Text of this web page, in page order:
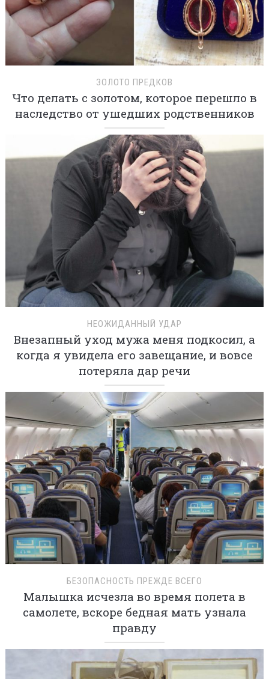
ЗОЛОТО ПРЕДКОВ
Что делать с золотом, которое перешло в
наследство от ушедших родственников
НЕОЖИДАННЫЙ УДАР
Внезапный уход мужа меня подкосил, а
когда я увидела его завещание, и вовсе
потеряла дар речи
БЕЗОПАСНОСТЬ ПРЕЖДЕ ВСЕГО
Малышка исчезла во время полета в
самолете, вскоре бедная мать узнала
правду